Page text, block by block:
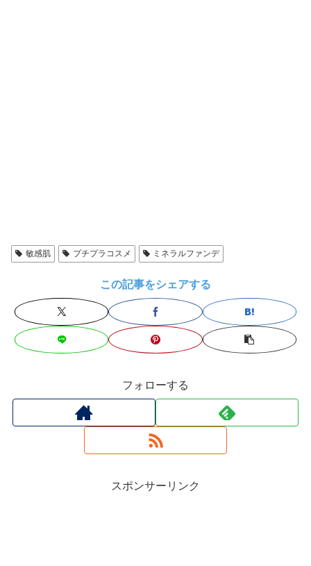
敏感肌 プチプラコスメ ミネラルファンデ
この記事をシェアする
フォローする
スポンサーリンク